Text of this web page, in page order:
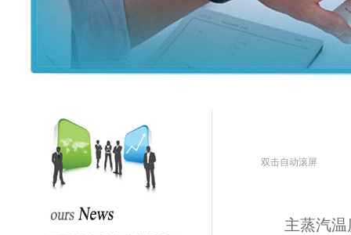
双击自动滚屏
主蒸汽温